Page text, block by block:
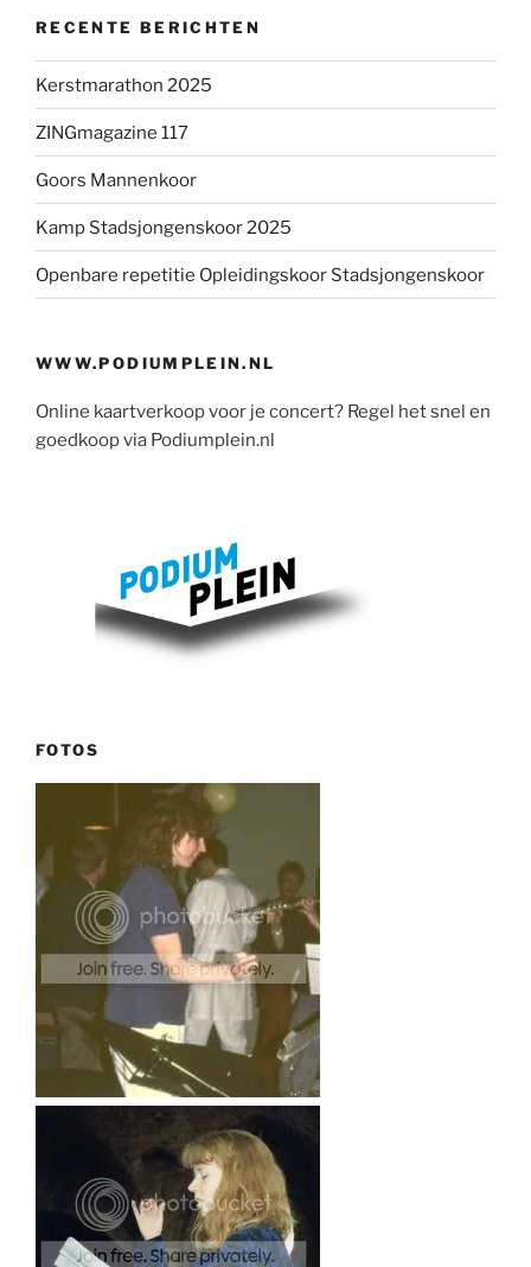
RECENTE BERICHTEN
Kerstmarathon 2025
ZINGmagazine 117
Goors Mannenkoor
Kamp Stadsjongenskoor 2025
Openbare repetitie Opleidingskoor Stadsjongenskoor
WWW.PODIUMPLEIN.NL
Online kaartverkoop voor je concert? Regel het snel en
goedkoop via Podiumplein.nl
FOTOS